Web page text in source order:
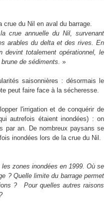
crue du Nil en aval du barrage.
crue annuelle du Nil, survenant
arables du delta et des rives. En
devint totalement opérationnel, le
de sédiments. »
saisonnières : désormais le
peut faire face à la sécheresse.
l'irrigation et de conquérir de
autrefois étaient inondées) : on
par an. De nombreux paysans se
inondées lors de la crue du Nil.
zones inondées en 1999. Où se
? Quelle limite du barrage permet
?
Pour quelles autres raisons